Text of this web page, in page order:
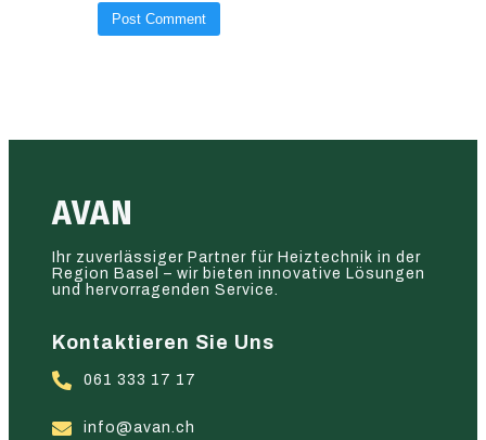
AVAN
Ihr zuverlässiger Partner für Heiztechnik in der
Region Basel – wir bieten innovative Lösungen
und hervorragenden Service.
Kontaktieren Sie Uns
061 333 17 17
info@avan.ch